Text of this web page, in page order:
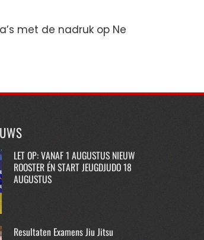
met de nadruk op Ne
LET OP: VANAF 1 AUGUSTUS NIEUW
ROOSTER ÉN START JEUGDJUDO 18
AUGUSTUS
Resultaten Examens Jiu Jitsu